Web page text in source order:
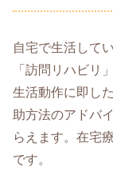
自宅で生活して
「訪問リハビリ
生活動作に即し
助方法のアドバ
らえます。在宅
です。